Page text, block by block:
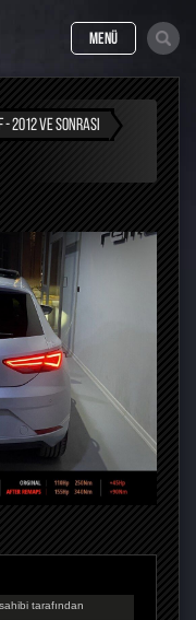
MENÜ
- 2012 VE SONRASI
tarafından